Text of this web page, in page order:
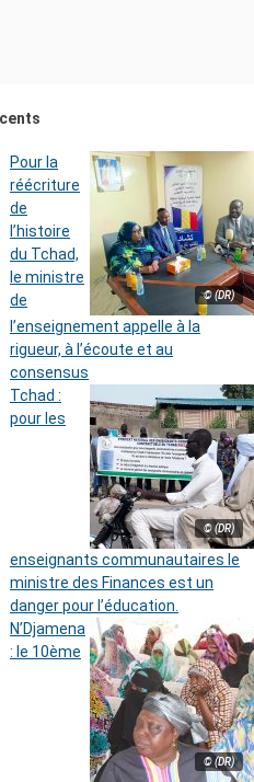
© (DR)
Pour la
réécriture
de
l’histoire
du Tchad,
le ministre
de
l’enseignement appelle à la
rigueur, à l’écoute et au
consensus
© (DR)
Tchad :
pour les
enseignants communautaires le
ministre des Finances est un
danger pour l’éducation.
© (DR)
N’Djamena
: le 10ème